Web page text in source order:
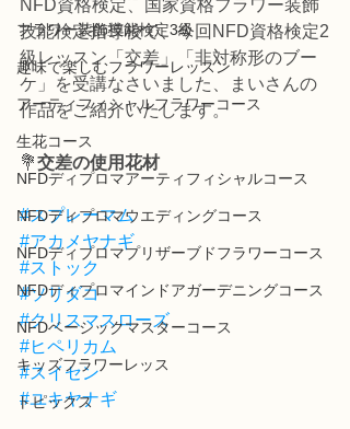
フラワー装飾技能検定3級
趣味で楽しむフラワーレッスン
アーティフィシャルフラワーコース
生花コース
NFDディプロマアーティフィシャルコース
NFDディプロマウエディングコース
NFDディプロマプリザーブドフラワーコース
NFDディプロマインドアガーデニングコース
NFDベーシックマスターコース
キッズフラワーレッス
トピックス
NFD資格検定、国家資格フラワー装飾
技能検定指導校で、今回NFD資格検定2
級レッスン「交差」「非対称形のブー
ケ」を受講なさいました、まいさんの
作品をご紹介いたします。
💐交差の使用花材
#スプレーマム
#アカメヤナギ
#ストック
#ソリダコ
#クリスマスローズ
#ヒペリカム
#スイセン
#ユキヤナギ